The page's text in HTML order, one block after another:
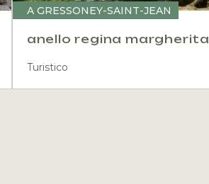
A GRESSONEY-SAINT-JEAN
anello regina margherita
Turistico